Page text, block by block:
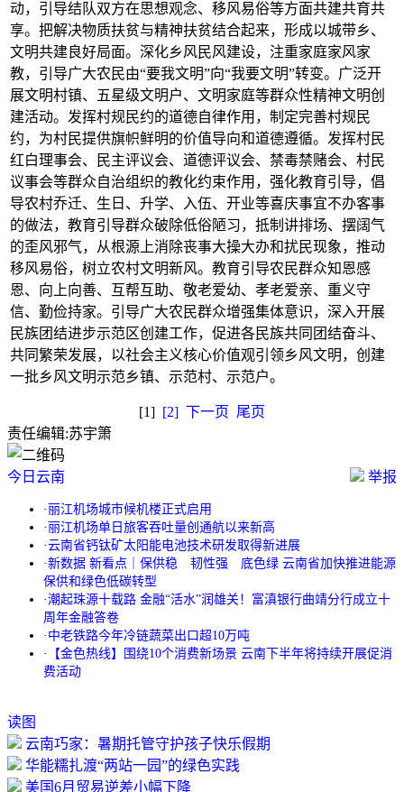
动，引导结队双方在思想观念、移风易俗等方面共建共育共
享。把解决物质扶贫与精神扶贫结合起来，形成以城带乡、
文明共建良好局面。深化乡风民风建设，注重家庭家风家
教，引导广大农民由“要我文明”向“我要文明”转变。广泛开
展文明村镇、五星级文明户、文明家庭等群众性精神文明创
建活动。发挥村规民约的道德自律作用，制定完善村规民
约，为村民提供旗帜鲜明的价值导向和道德遵循。发挥村民
红白理事会、民主评议会、道德评议会、禁毒禁赌会、村民
议事会等群众自治组织的教化约束作用，强化教育引导，倡
导农村乔迁、生日、升学、入伍、开业等喜庆事宜不办客事
的做法，教育引导群众破除低俗陋习，抵制讲排场、摆阔气
的歪风邪气，从根源上消除丧事大操大办和扰民现象，推动
移风易俗，树立农村文明新风。教育引导农民群众知恩感
恩、向上向善、互帮互助、敬老爱幼、孝老爱亲、重义守
信、勤俭持家。引导广大农民群众增强集体意识，深入开展
民族团结进步示范区创建工作，促进各民族共同团结奋斗、
共同繁荣发展，以社会主义核心价值观引领乡风文明，创建
一批乡风文明示范乡镇、示范村、示范户。
[1] [2] 下一页 尾页
责任编辑:苏宇箫
今日云南 举报
· 丽江机场城市候机楼正式启用
· 丽江机场单日旅客吞吐量创通航以来新高
·云南省钙钛矿太阳能电池技术研发取得新进展
·新数据 新看点｜保供稳 韧性强 底色绿 云南省加快推进能源
保供和绿色低碳转型
·潮起珠源十载路 金融“活水”润雄关！富滇银行曲靖分行成立十
周年金融答卷
· 中老铁路今年冷链蔬菜出口超10万吨
·
【金色热线】围绕10个消费新场景 云南下半年将持续开展促消
费活动
读图
云南巧家：暑期托管守护孩子快乐假期
华能糯扎渡“两站一园”的绿色实践
美国6月贸易逆差小幅下降